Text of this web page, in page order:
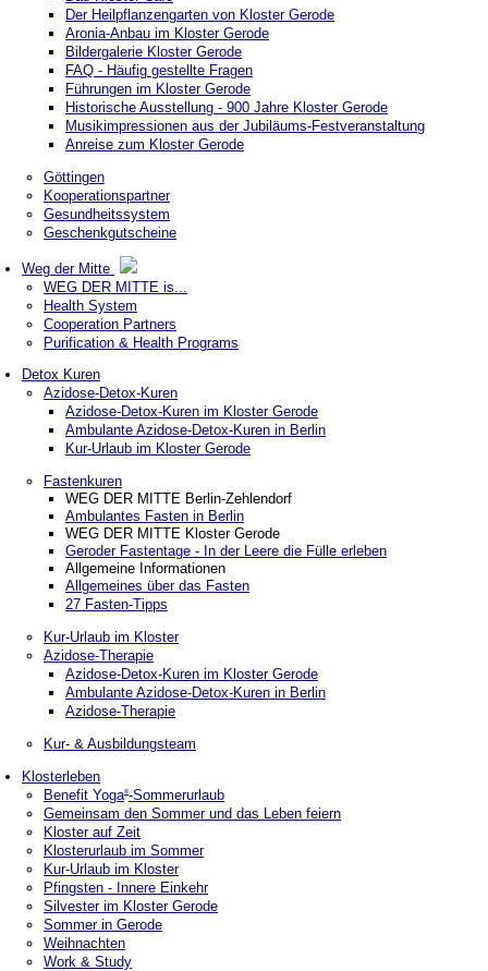
Der Heilpflanzengarten von Kloster Gerode
Aronia-Anbau im Kloster Gerode
Bildergalerie Kloster Gerode
FAQ - Häufig gestellte Fragen
Führungen im Kloster Gerode
Historische Ausstellung - 900 Jahre Kloster Gerode
Musikimpressionen aus der Jubiläums-Festveranstaltung
Anreise zum Kloster Gerode
Göttingen
Kooperationspartner
Gesundheitssystem
Geschenkgutscheine
Weg der Mitte
WEG DER MITTE is...
Health System
Cooperation Partners
Purification & Health Programs
Detox Kuren
Azidose-Detox-Kuren
Azidose-Detox-Kuren im Kloster Gerode
Ambulante Azidose-Detox-Kuren in Berlin
Kur-Urlaub im Kloster Gerode
Fastenkuren
WEG DER MITTE Berlin-Zehlendorf
Ambulantes Fasten in Berlin
WEG DER MITTE Kloster Gerode
Geroder Fastentage - In der Leere die Fülle erleben
Allgemeine Informationen
Allgemeines über das Fasten
27 Fasten-Tipps
Kur-Urlaub im Kloster
Azidose-Therapie
Azidose-Detox-Kuren im Kloster Gerode
Ambulante Azidose-Detox-Kuren in Berlin
Azidose-Therapie
Kur- & Ausbildungsteam
Klosterleben
Benefit Yoga®-Sommerurlaub
Gemeinsam den Sommer und das Leben feiern
Kloster auf Zeit
Klosterurlaub im Sommer
Kur-Urlaub im Kloster
Pfingsten - Innere Einkehr
Silvester im Kloster Gerode
Sommer in Gerode
Weihnachten
Work & Study